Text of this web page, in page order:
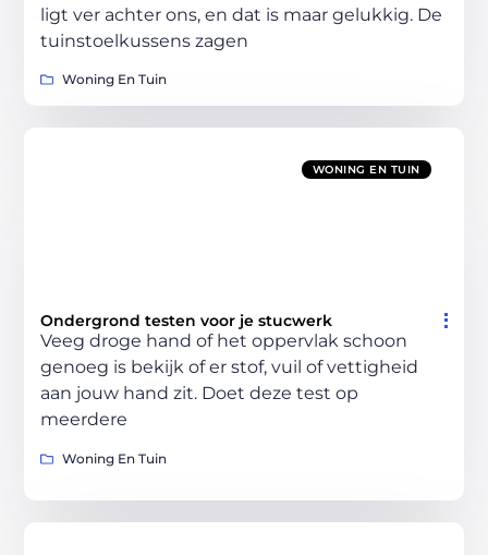
ligt ver achter ons, en dat is maar gelukkig. De
tuinstoelkussens zagen
Woning En Tuin
WONING EN TUIN
Ondergrond testen voor je stucwerk
Veeg droge hand of het oppervlak schoon
genoeg is bekijk of er stof, vuil of vettigheid
aan jouw hand zit. Doet deze test op
meerdere
Woning En Tuin